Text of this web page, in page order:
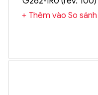
Chính Hãng
Thêm vào So sánh